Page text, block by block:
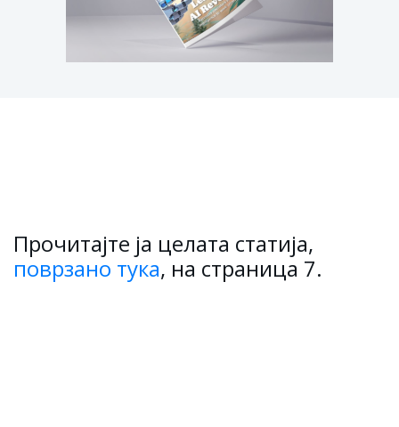
Прочитајте ја целата статија,
поврзано тука, на страница 7.